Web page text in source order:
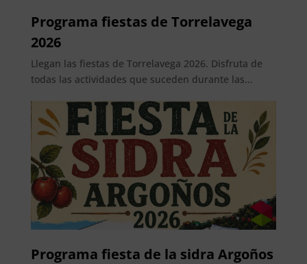
Programa fiestas de Torrelavega
2026
Llegan las fiestas de Torrelavega 2026. Disfruta de
todas las actividades que suceden durante las...
Programa fiesta de la sidra Argoños